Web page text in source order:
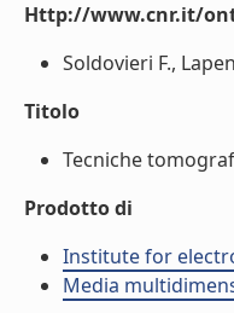
Http://www.cnr.it/
Soldovieri F.,
Titolo
Tecniche
Prodotto di
Institute for
Media